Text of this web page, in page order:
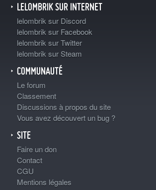
LELOMBRIK SUR INTERNET
lelombrik sur Discord
lelombrik sur Facebook
lelombrik sur Twitter
lelombrik sur Steam
COMMUNAUTÉ
Le forum
Classement
Discussions à propos du site
Vous avez découvert un bug ?
SITE
Faire un don
Contact
CGU
Mentions légales